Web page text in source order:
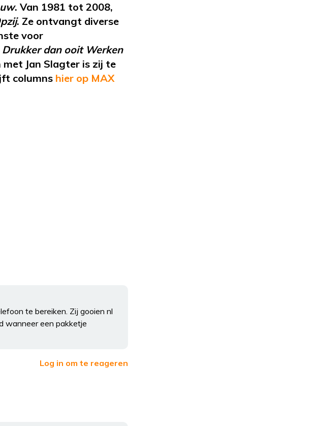
. Van 1981 tot 2008,
. Ze ontvangt diverse
voor
Drukker dan ooit Werken
Jan Slagter is zij te
columns hier op MAX
te bereiken. Zij gooien nl
wanneer een pakketje
Log in om te reageren